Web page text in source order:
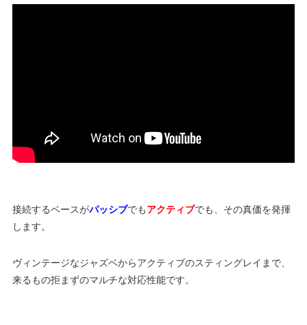
接続するベースがパッシブでもアクティブでも、その真価を発揮
します。
ヴィンテージなジャズベからアクティブのスティングレイまで、
来るもの拒まずのマルチな対応性能です。